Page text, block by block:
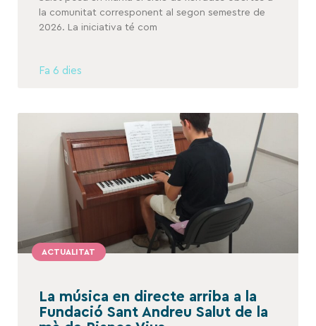
la comunitat corresponent al segon semestre de
2026. La iniciativa té com
Fa 6 dies
ACTUALITAT
La música en directe arriba a la
Fundació Sant Andreu Salut de la